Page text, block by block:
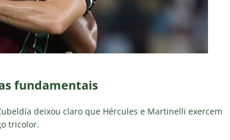
fundamentais
deixou claro que Hércules e Martinelli exercem
tricolor.